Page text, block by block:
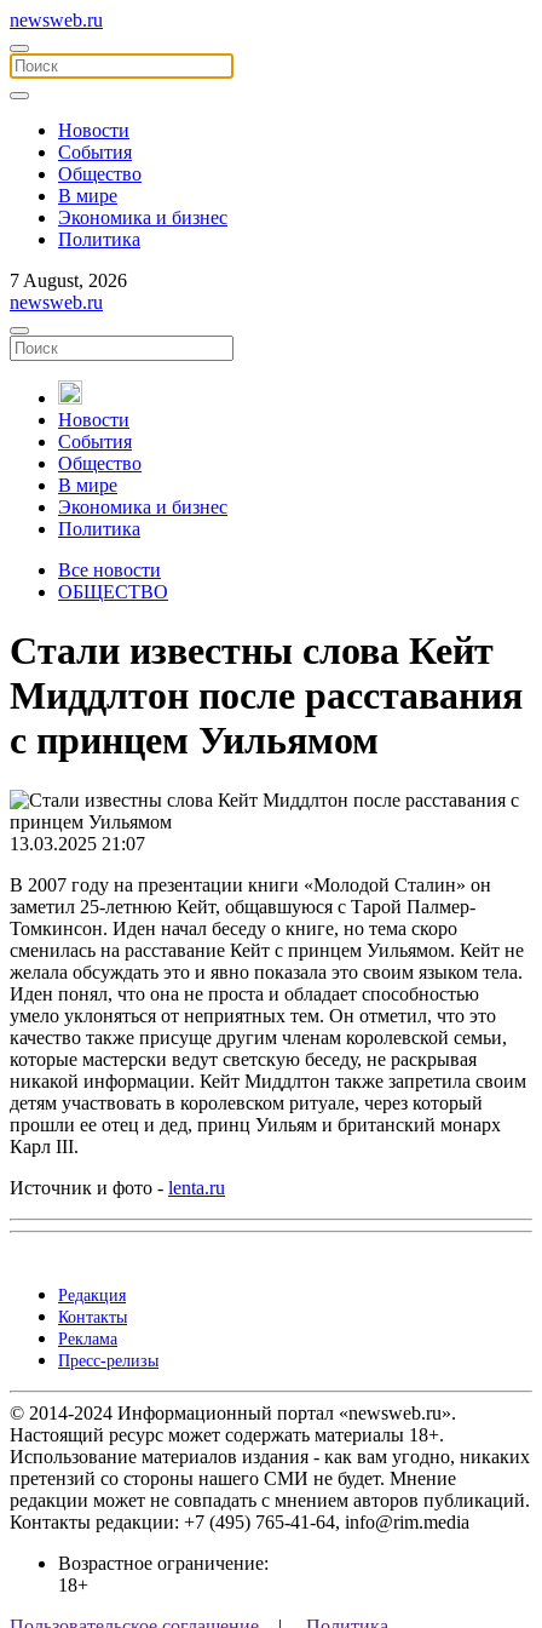
newsweb.ru
Новости
События
Общество
В мире
Экономика и бизнес
Политика
7 August, 2026
newsweb.ru
Новости
События
Общество
В мире
Экономика и бизнес
Политика
Все новости
ОБЩЕСТВО
Стали известны слова Кейт
Миддлтон после расставания
с принцем Уильямом
13.03.2025 21:07
В 2007 году на презентации книги «Молодой Сталин» он
заметил 25-летнюю Кейт, общавшуюся с Тарой Палмер-
Томкинсон. Иден начал беседу о книге, но тема скоро
сменилась на расставание Кейт с принцем Уильямом. Кейт не
желала обсуждать это и явно показала это своим языком тела.
Иден понял, что она не проста и обладает способностью
умело уклоняться от неприятных тем. Он отметил, что это
качество также присуще другим членам королевской семьи,
которые мастерски ведут светскую беседу, не раскрывая
никакой информации. Кейт Миддлтон также запретила своим
детям участвовать в королевском ритуале, через который
прошли ее отец и дед, принц Уильям и британский монарх
Карл III.
Источник и фото - lenta.ru
Редакция
Контакты
Реклама
Пресс-релизы
© 2014-2024 Информационный портал «newsweb.ru».
Настоящий ресурс может содержать материалы 18+.
Использование материалов издания - как вам угодно, никаких
претензий со стороны нашего СМИ не будет. Мнение
редакции может не совпадать с мнением авторов публикаций.
Контакты редакции: +7 (495) 765-41-64, info@rim.media
Возрастное ограничение:
18+